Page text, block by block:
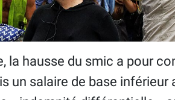
la hausse du smic a pour
un salaire de base inférieur